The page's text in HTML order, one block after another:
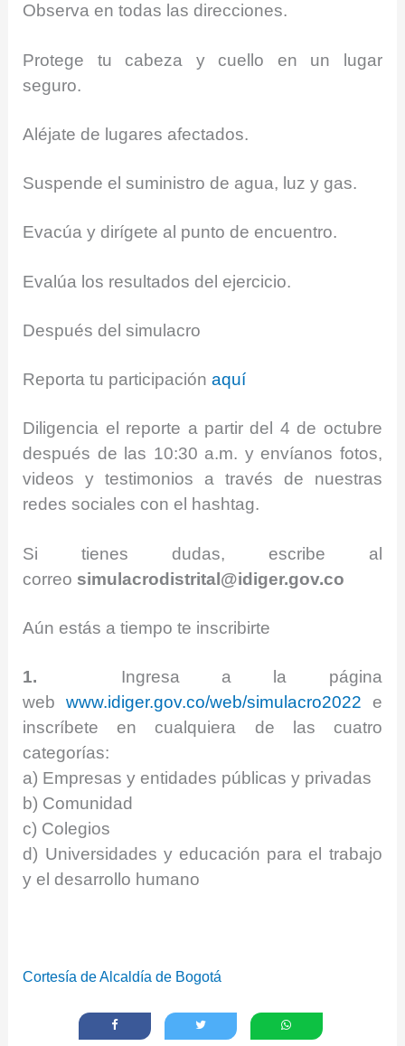
Observa en todas las direcciones.
Protege tu cabeza y cuello en un lugar
seguro.
Aléjate de lugares afectados.
Suspende el suministro de agua, luz y gas.
Evacúa y dirígete al punto de encuentro.
Evalúa los resultados del ejercicio.
Después del simulacro
Reporta tu participaciónaquí
Diligencia el reporte a partir del 4 de octubre
después de las 10:30 a.m. y envíanos fotos,
videos y testimonios a través de nuestras
redes sociales con el hashtag.
Si tienes dudas, escribe al
correo simulacrodistrital@idiger.gov.co
Aún estás a tiempo te inscribirte
1.
Ingresa a la página
web www.idiger.gov.co/web/simulacro2022 e
inscríbete en cualquiera de las cuatro
categorías:
a) Empresas y entidades públicas y privadas
b) Comunidad
c) Colegios
d) Universidades y educación para el trabajo
y el desarrollo humano
Cortesía de Alcaldía de Bogotá